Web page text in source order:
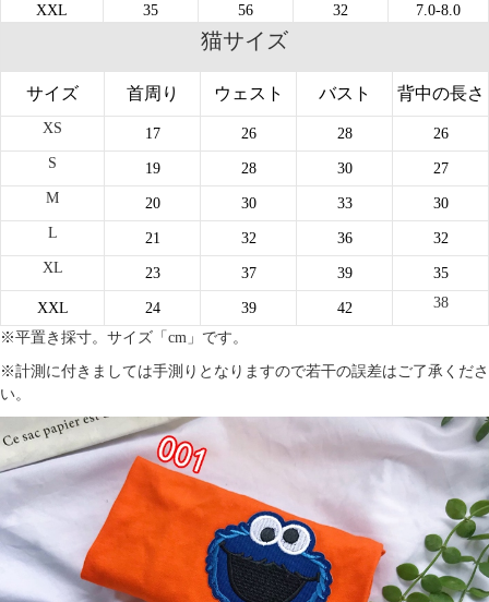
XXL
35 56 32 7.0-8.0
猫サイズ
サイズ 首周り ウェスト バスト 背中の長さ
XS 17 26 28
26
S
19 28 30
27
M
20 30 33
30
L
21 32 36
32
XL
23 37 39 35
XXL 24 39 42 38
※平置き採寸。サイズ「cm」です。
※計測に付きましては手測りとなりますので若干の誤差はご了承くださ
い。